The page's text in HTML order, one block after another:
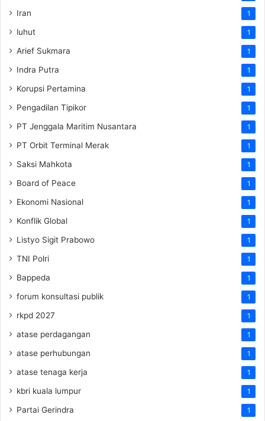
Iran 1
luhut 1
Arief Sukmara 1
Indra Putra 1
Korupsi Pertamina 1
Pengadilan Tipikor 1
PT Jenggala Maritim Nusantara 1
PT Orbit Terminal Merak 1
Saksi Mahkota 1
Board of Peace 1
Ekonomi Nasional 1
Konflik Global 1
Listyo Sigit Prabowo 1
TNI Polri 1
Bappeda 1
forum konsultasi publik 1
rkpd 2027 1
atase perdagangan 1
atase perhubungan 1
atase tenaga kerja 1
kbri kuala lumpur 1
Partai Gerindra 1